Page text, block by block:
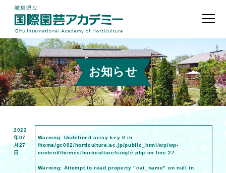
お知らせ
2022
年07
月27
日
Warning: Undefined array key 0 in
/home/gc002/horticulture.ac.jp/public_html/wp/wp-
content/themes/horticulture/single.php on line27
Warning: Attempt to read property "cat_name" on null in